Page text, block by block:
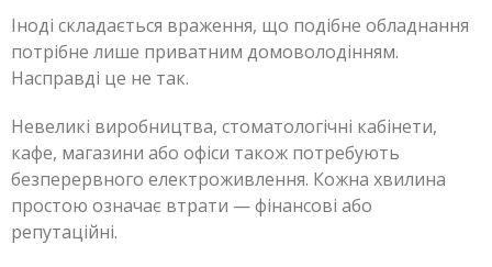
Іноді складається враження, що подібне обладнання
потрібне лише приватним домоволодінням.
Насправді це не так.
Невеликі виробництва, стоматологічні кабінети,
кафе, магазини або офіси також потребують
безперервного електроживлення. Кожна хвилина
простою означає втрати — фінансові або
репутаційні.